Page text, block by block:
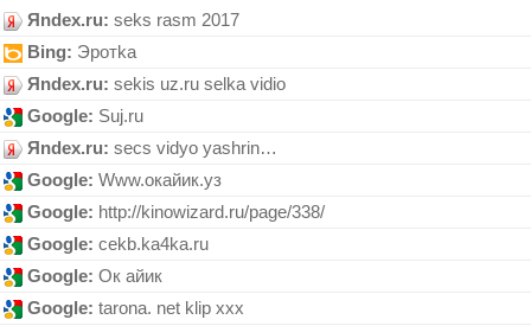
Яndex.ru: seks rasm 2017
Bing: Эротkа
Яndex.ru: sekis uz.ru selka vidio
Google: Suj.ru
Яndex.ru: secs vidyo yashrin…
Google: Www.oкайик.уз
Google: http://kinowizard.ru/page/338/
Google: cekb.ka4ka.ru
Google: Ок айик
Google: tarona. net klip xxx